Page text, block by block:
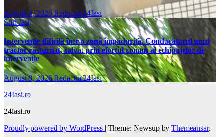
August 8, 2026 Redactia 24Iasi
Stiri Iasi
Intervenție dificilă într-o zonă împădurită. Conducătorul unui
tractor răsturnat, salvat prin efortul comun al echipajelor de
intervenție
August 8, 2026Redactia 24Iasi
24Iasi.ro
24iasi.ro
Proudly powered by WordPress | Theme: Newsup by Themeansar.